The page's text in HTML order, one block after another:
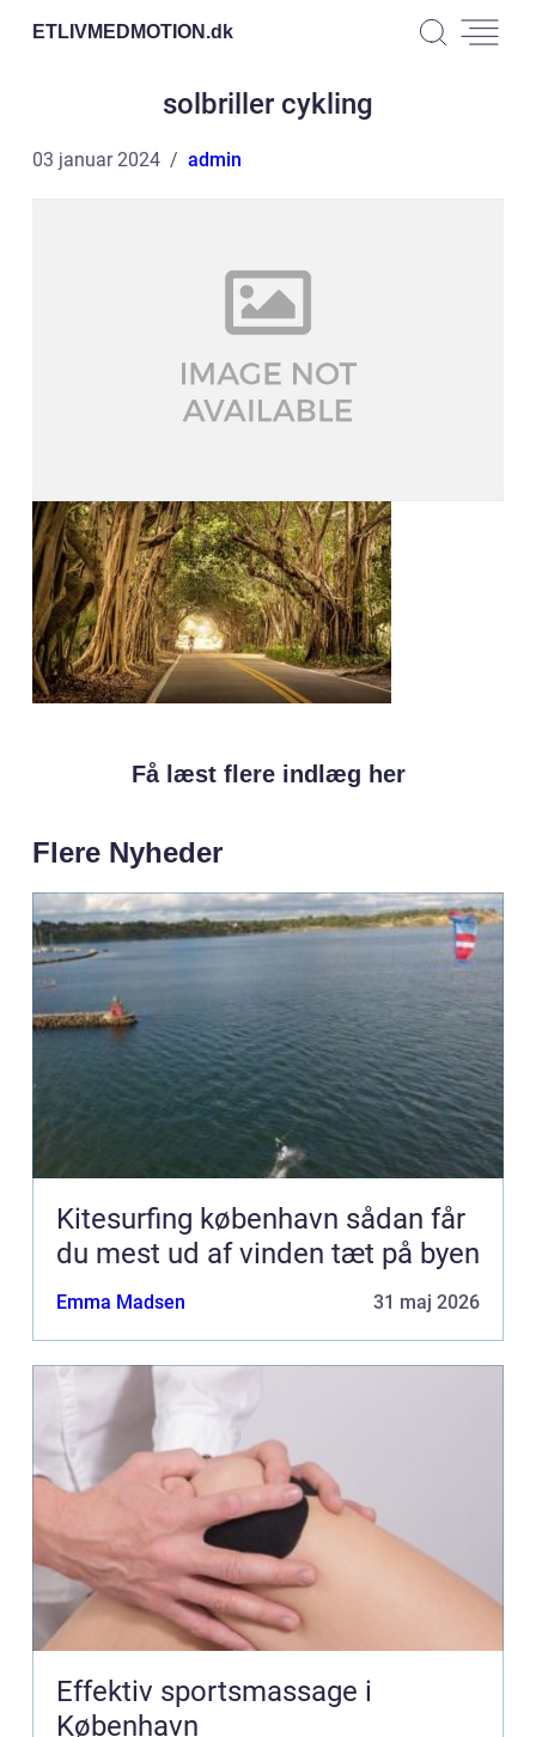
ETLIVMEDMOTION.dk
solbriller cykling
03 januar 2024 admin
Få læst flere indlæg her
Flere Nyheder
Kitesurfing københavn sådan får
du mest ud af vinden tæt på byen
Emma Madsen 31 maj 2026
Effektiv sportsmassage i
København